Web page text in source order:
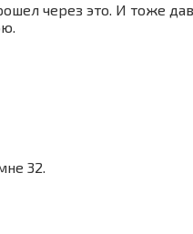
через это. И тоже
32.